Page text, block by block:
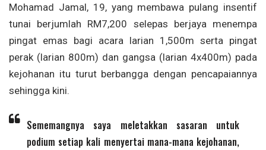
Mohamad Jamal, 19, yang membawa pulang insentif
tunai berjumlah RM7,200 selepas berjaya menempa
pingat emas bagi acara larian 1,500m serta pingat
perak (larian 800m) dan gangsa (larian 4x400m) pada
kejohanan itu turut berbangga dengan pencapaiannya
sehingga kini.
Sememangnya saya meletakkan sasaran untuk
podium setiap kali menyertai mana-mana kejohanan,